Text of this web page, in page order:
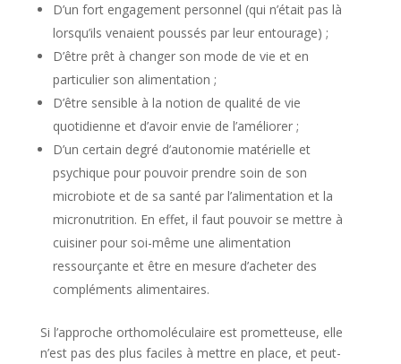
D’un fort engagement personnel (qui n’était pas là
lorsqu’ils venaient poussés par leur entourage) ;
D’être prêt à changer son mode de vie et en
particulier son alimentation ;
D’être sensible à la notion de qualité de vie
quotidienne et d’avoir envie de l’améliorer ;
D’un certain degré d’autonomie matérielle et
psychique pour pouvoir prendre soin de son
microbiote et de sa santé par l’alimentation et la
micronutrition. En effet, il faut pouvoir se mettre à
cuisiner pour soi-même une alimentation
ressourçante et être en mesure d’acheter des
compléments alimentaires.
Si l’approche orthomoléculaire est prometteuse, elle
n’est pas des plus faciles à mettre en place, et peut-